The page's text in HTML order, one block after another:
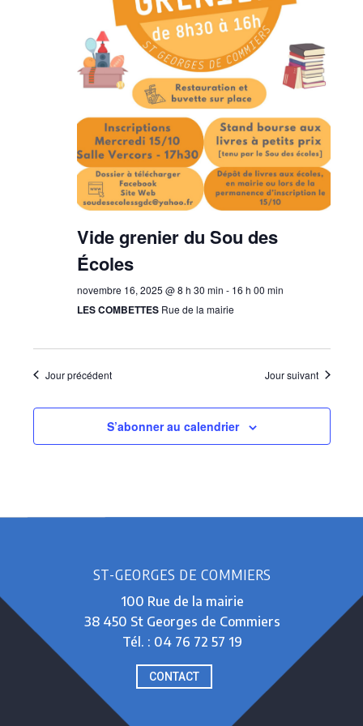
Vide grenier du Sou des
Écoles
novembre 16, 2025 @ 8 h 30 min - 16 h 00 min
LES COMBETTES Rue de la mairie
Jour précédent Jour suivant
S’abonner au calendrier
ST-GEORGES DE COMMIERS
100 Rue de la mairie
38 450 St Georges de Commiers
Tél. : 04 76 72 57 19
CONTACT